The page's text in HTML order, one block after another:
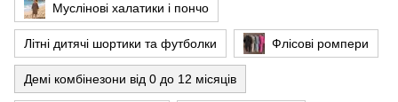
Муслінові халатики і пончо
Літні дитячі шортики та футболки Флісові ромпери
Демі комбінезони від 0 до 12 місяців